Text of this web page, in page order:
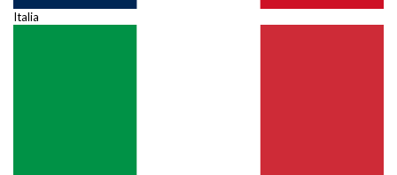
Italia